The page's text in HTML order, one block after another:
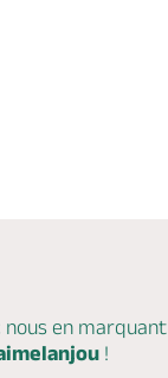
en marquant
!